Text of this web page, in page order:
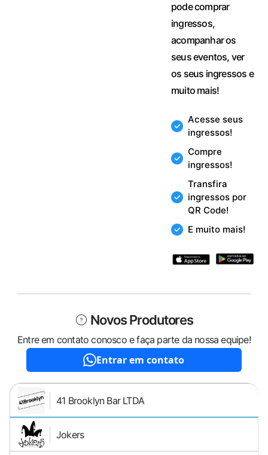
pode comprar
ingressos,
acompanhar os
seus eventos, ver
os seus ingressos e
muito mais!
Acesse seus
ingressos!
Compre
ingressos!
Transfira
ingressos por
QR Code!
E muito mais!
Novos Produtores
Entre em contato conosco e faça parte da nossa equipe!
Entrar em contato
41 Brooklyn Bar LTDA
Jokers